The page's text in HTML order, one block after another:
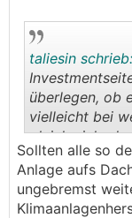
taliesin schrieb:
überlegen, ob
vielleicht bei
gleich viel
Sollten alle so
Anlage aufs
ungebremst